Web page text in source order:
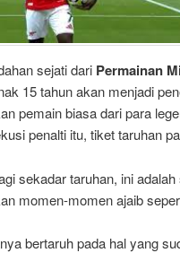
sejati dari Permainan
15 tahun akan menjadi
pemain biasa dari para
penalti itu, tiket taruhan
sekadar taruhan, ini
momen-momen ajaib
bertaruh pada hal yang